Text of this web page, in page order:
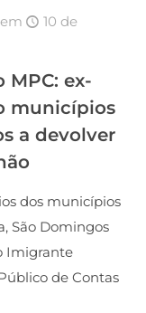
em
10 de
MPC: ex-
municípios
a devolver
dos municípios
São Domingos
Imigrante
de Contas